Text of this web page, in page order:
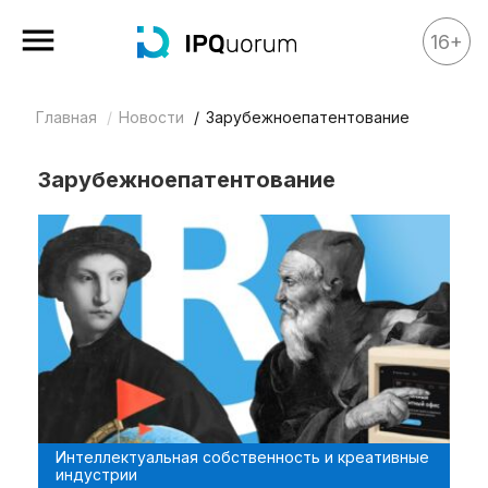
Все материалы
Legal review
События
IPQ.365
IP Stories
О нас
Календарь
16+
Главная Новости Зарубежноепатентование
Зарубежноепатентование
Интеллектуальная собственность и креативные
индустрии